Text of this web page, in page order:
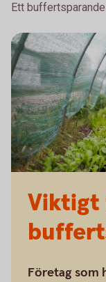
Ett
Viktigt
Företag som